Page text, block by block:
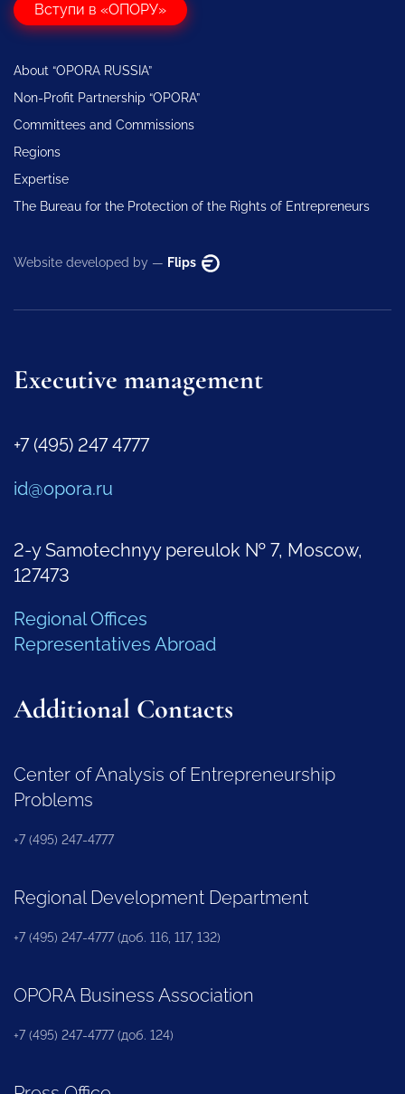
Вступи в «ОПОРУ»
About “OPORA RUSSIA”
Non-Profit Partnership “OPORA”
Committees and Commissions
Regions
Expertise
The Bureau for the Protection of the Rights of Entrepreneurs
Website developed by — Flips
Executive management
+7 (495) 247 4777
id@opora.ru
2-y Samotechnyy pereulok № 7, Moscow,
127473
Regional Offices
Representatives Abroad
Additional Contacts
Center of Analysis of Entrepreneurship
Problems
+7 (495) 247-4777
Regional Development Department
+7 (495) 247-4777 (доб. 116, 117, 132)
OPORA Business Association
+7 (495) 247-4777 (доб. 124)